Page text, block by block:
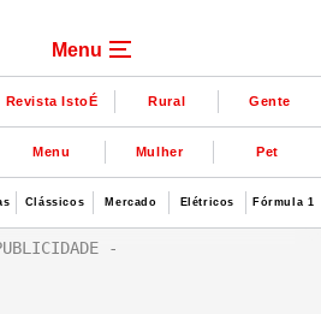
Menu
Revista IstoÉ Rural Gente
Menu Mulher Pet
Clássicos Mercado Elétricos Fórmula 1